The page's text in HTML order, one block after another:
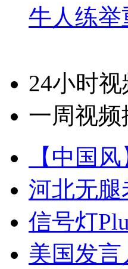
牛人练
24小时
一周视频
【中国
河北无腿
信号灯
美国发